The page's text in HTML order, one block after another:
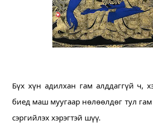
Бүх хүн адилхан гам алддаггүй ч,
биед маш муугаар нөлөөлдөг тул гам
сэргийлэх хэрэгтэй шүү.